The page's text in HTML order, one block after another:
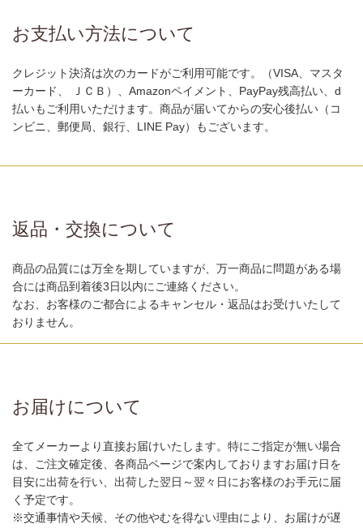
お支払い方法について
クレジット決済は次のカードがご利用可能です。（VISA、マスタ
ーカード、 ＪＣＢ）、Amazonペイメント、PayPay残高払い、d
払いもご利用いただけます。商品が届いてからの安心後払い（コ
ンビニ、郵便局、銀行、LINE Pay）もございます。
返品・交換について
商品の品質には万全を期していますが、万一商品に問題がある場
合には商品到着後3日以内にご連絡ください。
なお、お客様のご都合によるキャンセル・返品はお受けいたして
おりません。
お届けについて
全てメーカーより直接お届けいたします。特にご指定が無い場合
は、ご注文確定後、各商品ページで案内しておりますお届け日を
目安に出荷を行い、出荷した翌日～翌々日にお客様のお手元に届
く予定です。
※交通事情や天候、その他やむを得ない理由により、お届けが遅